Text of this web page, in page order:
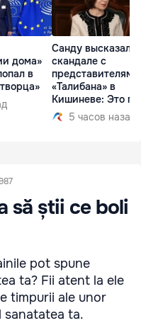
дома»
в
Санду
скандале с
представителями
«Талибана» в
Кишиневе: Это
5 часов назад
să știi ce boli
pot spune
ta? Fii atent la ele
timpurii ale unor
sanatatea ta.